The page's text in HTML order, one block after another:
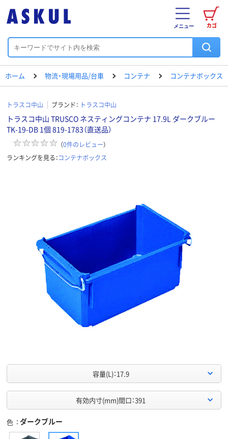
カゴ
メニュー
ホーム 物流・現場用品/台車 コンテナ コンテナボックス
トラスコ中山 ブランド： トラスコ中山
トラスコ中山 TRUSCO ネスティングコンテナ 17.9L ダークブルー
TK-19-DB 1個 819-1783（直送品）
（0件のレビュー）
ランキングを見る：コンテナボックス
容量(L)：17.9
有効内寸(mm)間口：391
色 ダークブルー